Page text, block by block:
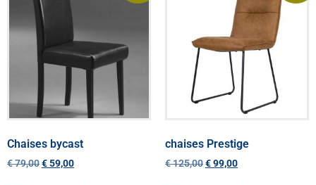
Chaises bycast
€79,00€59,00
chaises Prestige
€125,00€99,00